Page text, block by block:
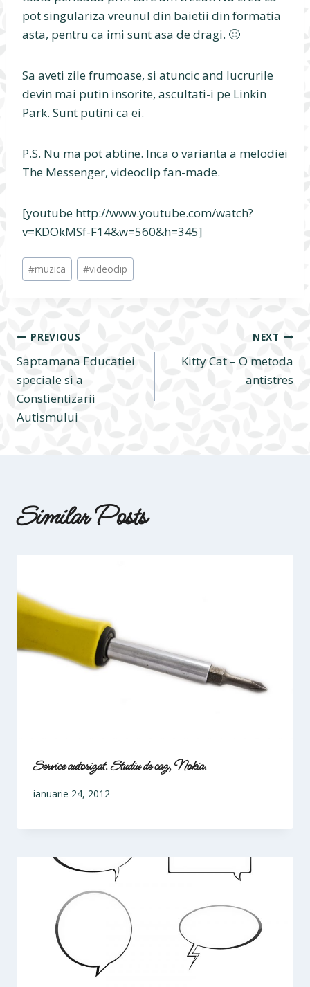
pot singulariza vreunul din baietii din formatia
asta, pentru ca imi sunt asa de dragi. 🙂
Sa aveti zile frumoase, si atuncic and lucrurile
devin mai putin insorite, ascultati-i pe Linkin
Park. Sunt putini ca ei.
P.S. Nu ma pot abtine. Inca o varianta a melodiei
The Messenger, videoclip fan-made.
[youtube http://www.youtube.com/watch?
v=KDOkMSf-F14&w=560&h=345]
Post
Tags:
#muzica #videoclip
Navigare
în
articole
PREVIOUS
Saptamana Educatiei
speciale si a
Constientizarii
Autismului
NEXT
Kitty Cat – O metoda
antistres
Similar Posts
Service autorizat. Studiu de caz, Nokia.
ianuarie 24, 2012